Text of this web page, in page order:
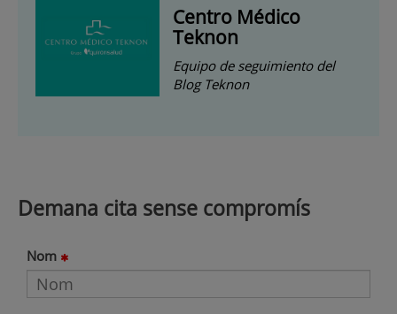
Centro Médico
Teknon
Equipo de seguimiento del
Blog Teknon
Demana cita sense compromís
Nom